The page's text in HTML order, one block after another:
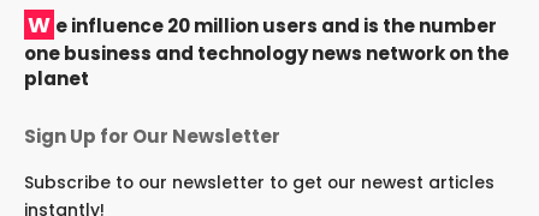
W e influence 20 million users and is the number
one business and technology news network on the
planet
Sign Up for Our Newsletter
Subscribe to our newsletter to get our newest articles
instantly!